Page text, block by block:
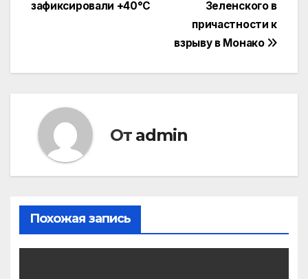
Зеленского в
причастности к
взрыву в Монако
зафиксировали +40°C
От admin
Похожая запись